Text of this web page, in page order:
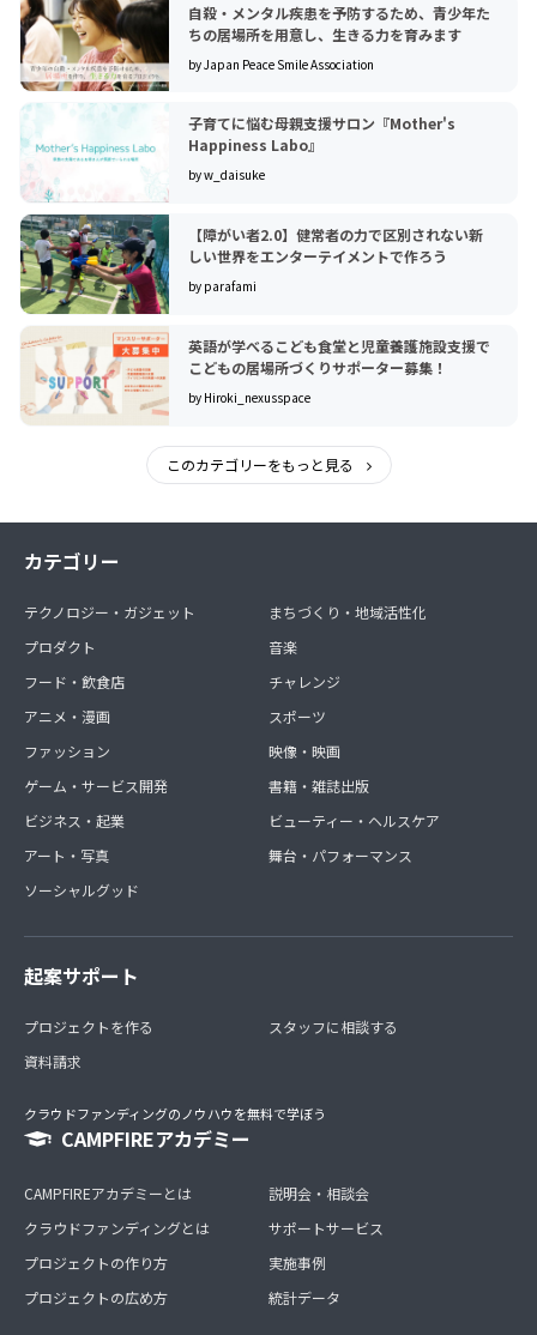
自殺・メンタル疾患を予防するため、青少年た
ちの居場所を用意し、生きる力を育みます
by Japan Peace Smile Association
子育てに悩む母親支援サロン『Mother's
Happiness Labo』
by w_daisuke
【障がい者2.0】健常者の力で区別されない新
しい世界をエンターテイメントで作ろう
by parafami
英語が学べるこども食堂と児童養護施設支援で
こどもの居場所づくりサポーター募集！
by Hiroki_nexusspace
このカテゴリーをもっと見る
カテゴリー
テクノロジー・ガジェット
プロダクト
フード・飲食店
アニメ・漫画
ファッション
ゲーム・サービス開発
ビジネス・起業
アート・写真
ソーシャルグッド
まちづくり・地域活性化
音楽
チャレンジ
スポーツ
映像・映画
書籍・雑誌出版
ビューティー・ヘルスケア
舞台・パフォーマンス
起案サポート
プロジェクトを作る
資料請求
スタッフに相談する
クラウドファンディングのノウハウを無料で学ぼう
CAMPFIREアカデミー
CAMPFIREアカデミーとは
クラウドファンディングとは
プロジェクトの作り方
プロジェクトの広め方
説明会・相談会
サポートサービス
実施事例
統計データ